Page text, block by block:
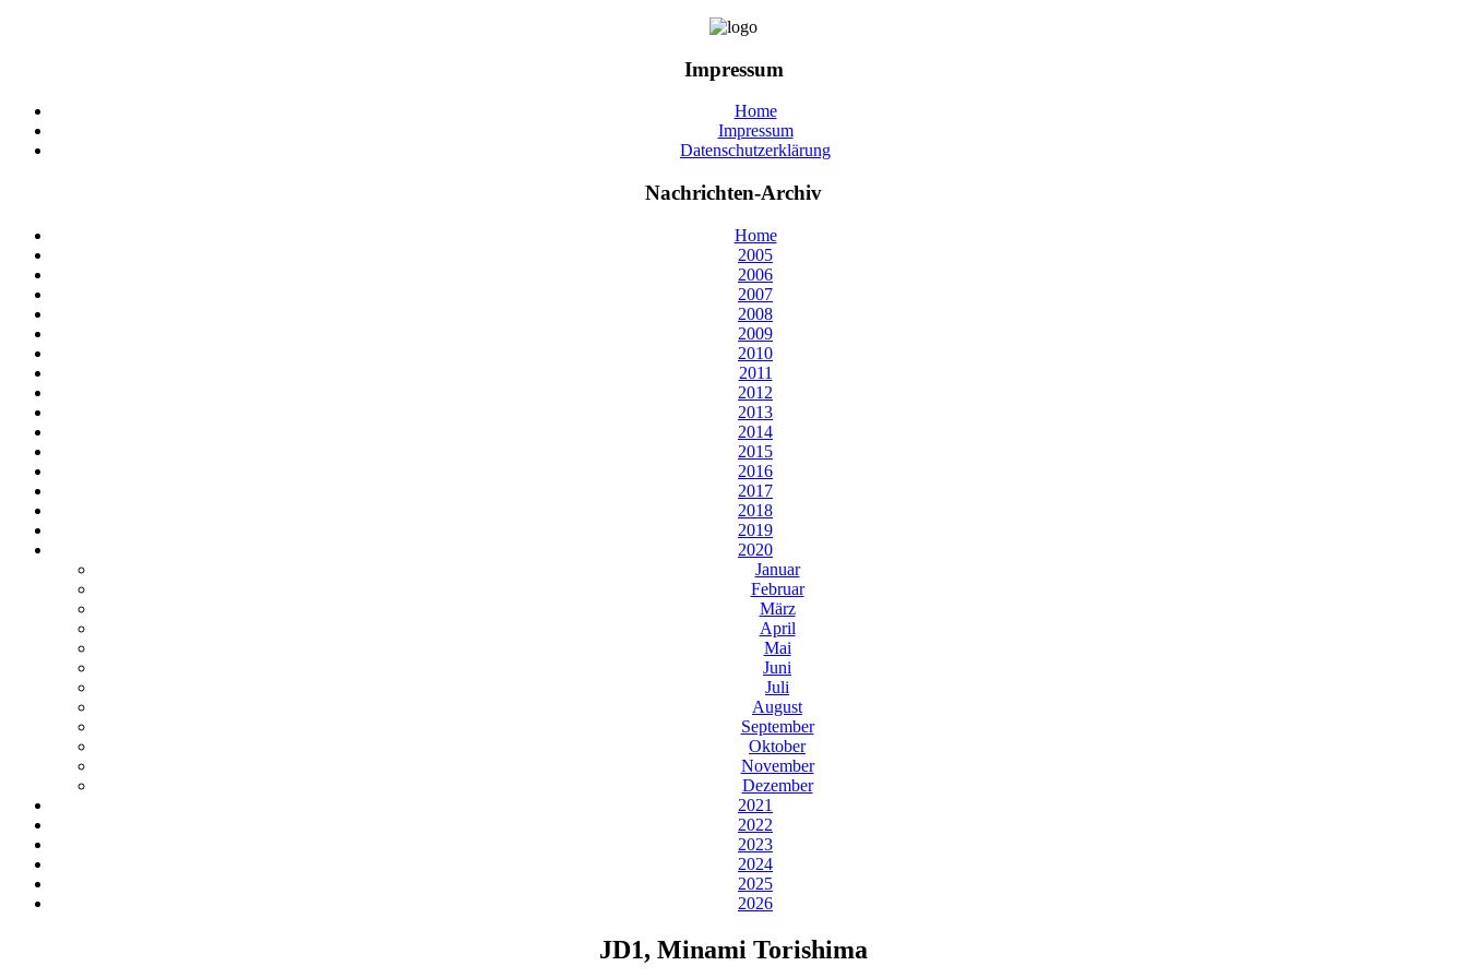
Impressum
Home
Impressum
Datenschutzerklärung
Nachrichten-Archiv
Home
2005
2006
2007
2008
2009
2010
2011
2012
2013
2014
2015
2016
2017
2018
2019
2020
Januar
Februar
März
April
Mai
Juni
Juli
August
September
Oktober
November
Dezember
2021
2022
2023
2024
2025
2026
JD1, Minami Torishima